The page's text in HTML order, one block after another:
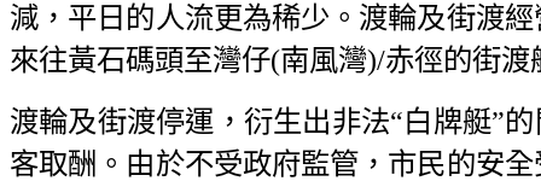
減，平日的人流更為稀少。渡輪及街渡
來往黃石碼頭至灣仔(南風灣)/赤徑的街
渡輪及街渡停運，衍生出非法“白牌艇”
客取酬。由於不受政府監管，市民的安